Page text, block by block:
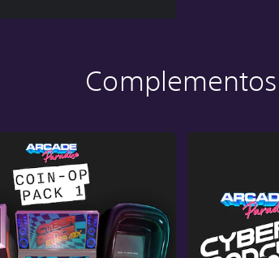
Complementos